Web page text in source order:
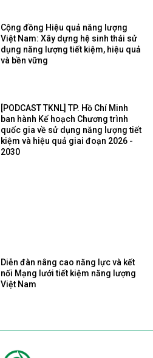
Cộng đồng Hiệu quả năng lượng
Việt Nam: Xây dựng hệ sinh thái sử
dụng năng lượng tiết kiệm, hiệu quả
và bền vững
[PODCAST TKNL] TP. Hồ Chí Minh
ban hành Kế hoạch Chương trình
quốc gia về sử dụng năng lượng tiết
kiệm và hiệu quả giai đoạn 2026 -
2030
Diễn đàn nâng cao năng lực và kết
nối Mạng lưới tiết kiệm năng lượng
Việt Nam